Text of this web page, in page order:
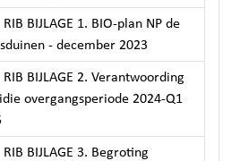
RIB BIJLAGE 1. BIO-plan NP de
- december 2023
RIB BIJLAGE 2. Verantwoording
overgangsperiode 2024-Q1
RIB BIJLAGE 3. Begroting